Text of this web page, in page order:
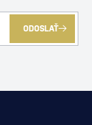
ODOSLAŤ